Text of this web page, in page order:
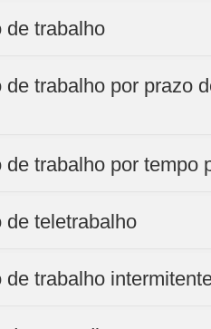
de trabalho
de trabalho por prazo
de trabalho por tempo
de teletrabalho
de trabalho